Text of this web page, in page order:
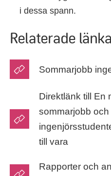
i dessa spann.
Relaterade
Sommarjobb
Direktlänk till En
sommarjobb och
till vara
Rapporter och